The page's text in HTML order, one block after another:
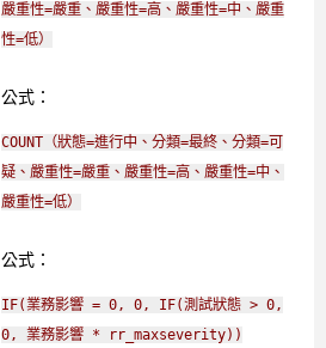
嚴重性=嚴重、嚴重性=高、嚴重性=中、嚴重
性=低）
公式：
COUNT（狀態=進行中、分類=最終、分類=可
疑、嚴重性=嚴重、嚴重性=高、嚴重性=中、
嚴重性=低）
公式：
IF(業務影響 = 0, 0, IF(測試狀態 > 0,
0, 業務影響 * rr_maxseverity))